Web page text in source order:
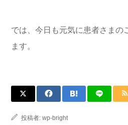
では、今日も元気に患者さまの
ます。
投稿者: wp-bright